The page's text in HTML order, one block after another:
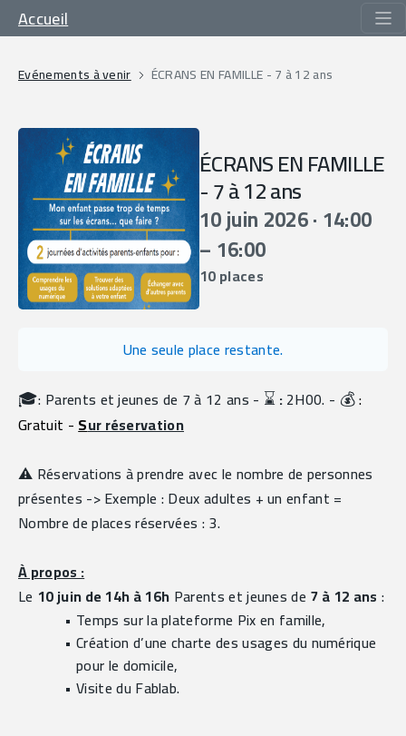
Accueil
Evénements à venir ÉCRANS EN FAMILLE - 7 à 12 ans
ÉCRANS EN FAMILLE
- 7 à 12 ans
10 juin 2026 · 14:00
– 16:00
10 places
Une seule place restante.
🎓: Parents et jeunes de 7 à 12 ans - ⌛️ : 2H00. - 💰 :
Gratuit - Sur réservation
⚠️ Réservations à prendre avec le nombre de personnes
présentes -> Exemple : Deux adultes + un enfant =
Nombre de places réservées : 3.
À propos :
Le 10 juin de 14h à 16h Parents et jeunes de 7 à 12 ans :
Temps sur la plateforme Pix en famille,
Création d’une charte des usages du numérique
pour le domicile,
Visite du Fablab.